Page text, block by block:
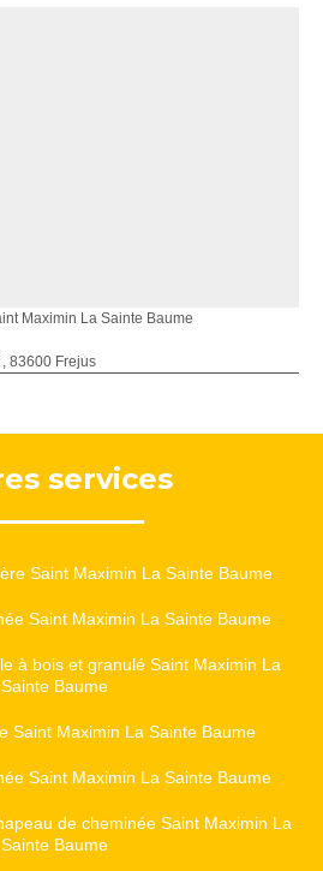
Maximin La Sainte Baume
83600 Frejus
services
Saint Maximin La Sainte Baume
Saint Maximin La Sainte Baume
à bois et granulé Saint Maximin La
Sainte Baume
Saint Maximin La Sainte Baume
Saint Maximin La Sainte Baume
de cheminée Saint Maximin La
Sainte Baume